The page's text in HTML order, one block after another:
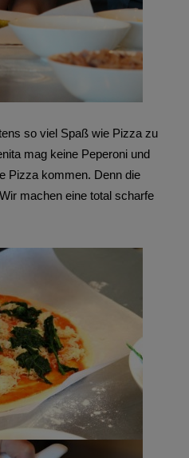
so viel Spaß wie Pizza zu
mag keine Peperoni und
Pizza kommen. Denn die
machen eine total scharfe